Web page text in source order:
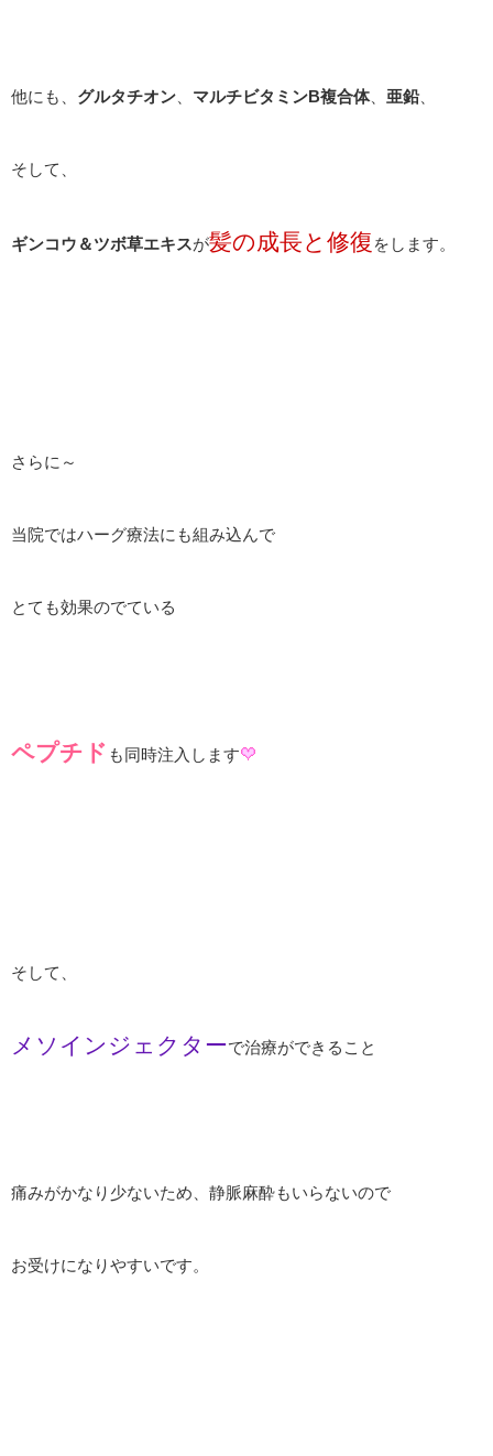
他にも、 グルタチオン マルチビタミンB複合体、 亜鉛
そして、
ギンコウ＆ツボ草エキスが髪の成長と修復 をします。
さらに～
当院ではハーグ療法にも組み込んで
とても効果のでている
ペプチド も同時注入します
そして、
メソインジェクターで治療ができること
痛みがかなり少ないため、静脈麻酔もいらないので
お受けになりやすいです。